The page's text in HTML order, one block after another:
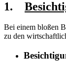
1.
Bei einem bloßen
zu den